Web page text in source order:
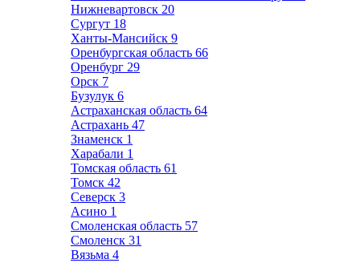
Нижневартовск 20
Сургут 18
Ханты-Мансийск 9
Оренбургская область 66
Оренбург 29
Орск 7
Бузулук 6
Астраханская область 64
Астрахань 47
Знаменск 1
Харабали 1
Томская область 61
Томск 42
Северск 3
Асино 1
Смоленская область 57
Смоленск 31
Вязьма 4